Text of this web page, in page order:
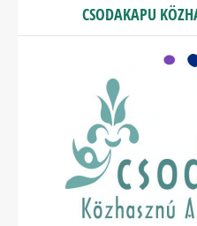
CSODAKAPU